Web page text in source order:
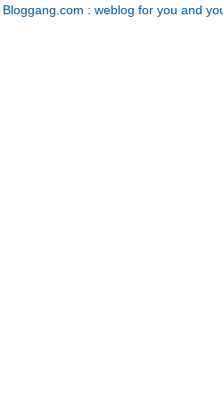
Bloggang.com : weblog for you and